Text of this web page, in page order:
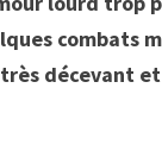
combats
décevant